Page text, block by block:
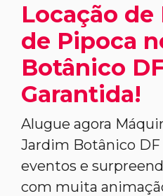
Locação de
de Pipoca
Botânico
Garantida!
Alugue agora
Jardim Botânico DF
eventos e
com muita